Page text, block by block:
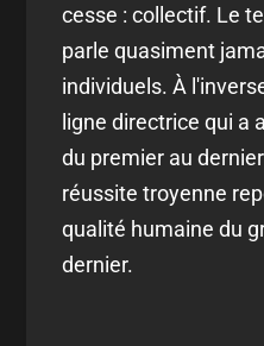
cesse : collectif. Le
parle quasiment
individuels. À
ligne directrice qui a
du premier au
réussite troyenne
qualité humaine du
dernier.